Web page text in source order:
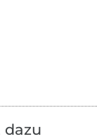
dazu